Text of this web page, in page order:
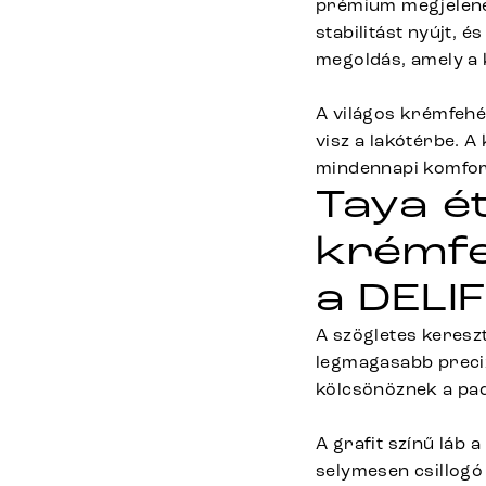
prémium
stabilitást nyújt,
megoldás, amely
A világos
visz a lakótérbe. A
mindennapi
Taya
a
A szögletes
legmagasabb
kölcsönöznek a
A grafit színű láb
selymesen